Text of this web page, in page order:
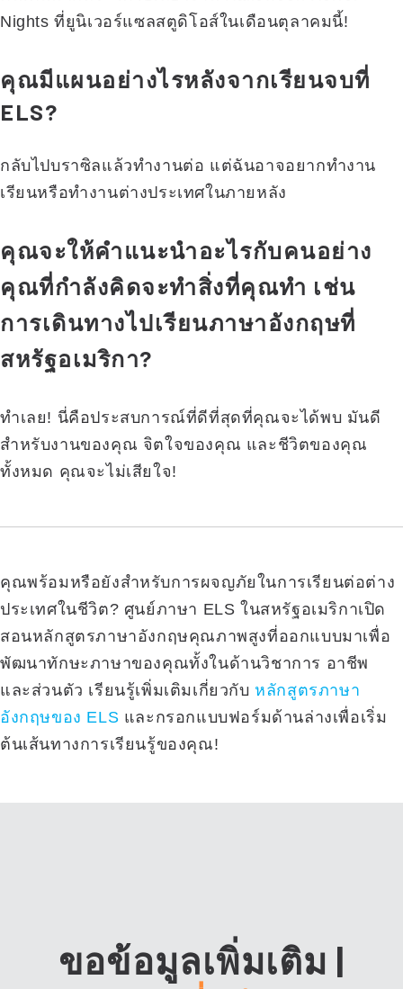
Nights ที่ยูนิเวอร์แซลสตูดิโอส์ในเดือนตุลาคมนี้!
คุณมีแผนอย่างไรหลังจากเรียนจบที่
ELS?
กลับไปบราซิลแล้วทำงานต่อ แต่ฉันอาจอยากทำงาน
เรียนหรือทำงานต่างประเทศในภายหลัง
คุณจะให้คำแนะนำอะไรกับคนอย่าง
คุณที่กำลังคิดจะทำสิ่งที่คุณทำ เช่น
การเดินทางไปเรียนภาษาอังกฤษที่
สหรัฐอเมริกา?
ทำเลย! นี่คือประสบการณ์ที่ดีที่สุดที่คุณจะได้พบ มันดี
สำหรับงานของคุณ จิตใจของคุณ และชีวิตของคุณ
ทั้งหมด คุณจะไม่เสียใจ!
คุณพร้อมหรือยังสำหรับการผจญภัยในการเรียนต่อต่าง
ประเทศในชีวิต? ศูนย์ภาษา ELS ในสหรัฐอเมริกาเปิด
สอนหลักสูตรภาษาอังกฤษคุณภาพสูงที่ออกแบบมาเพื่อ
พัฒนาทักษะภาษาของคุณทั้งในด้านวิชาการ อาชีพ
และส่วนตัว เรียนรู้เพิ่มเติมเกี่ยวกับ หลักสูตรภาษา
อังกฤษของ ELS และกรอกแบบฟอร์มด้านล่างเพื่อเริ่ม
ต้นเส้นทางการเรียนรู้ของคุณ!
ขอข้อมูลเพิ่มเติม |